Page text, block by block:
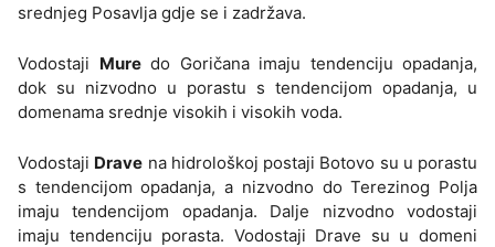
srednjeg Posavlja gdje se i zadržava.
Vodostaji Muredo Goričana imaju tendenciju opadanja,
dok su nizvodno u porastu s tendencijom opadanja, u
domenama srednje visokih i visokih voda.
Vodostaji Drave na hidrološkoj postaji Botovo su u porastu
s tendencijom opadanja, a nizvodno do Terezinog Polja
imaju tendencijom opadanja. Dalje nizvodno vodostaji
imaju tendenciju porasta. Vodostaji Drave su u domeni